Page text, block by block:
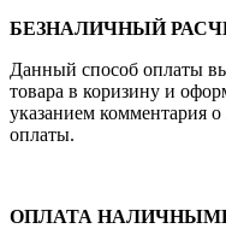
БЕЗНАЛИЧНЫЙ
Данный способ оплаты
товара в коризину и
указанием комментария
оплаты.
ОПЛАТА